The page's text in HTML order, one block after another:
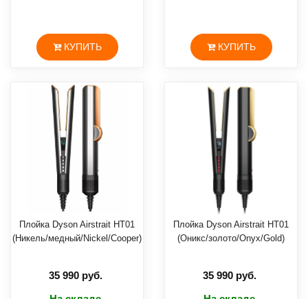
КУПИТЬ КУПИТЬ
Плойка Dyson Airstrait HT01
(Никель/медный/Nickel/Cooper)
35 990 руб.
Плойка Dyson Airstrait HT01
(Оникс/золото/Onyx/Gold)
35 990 руб.